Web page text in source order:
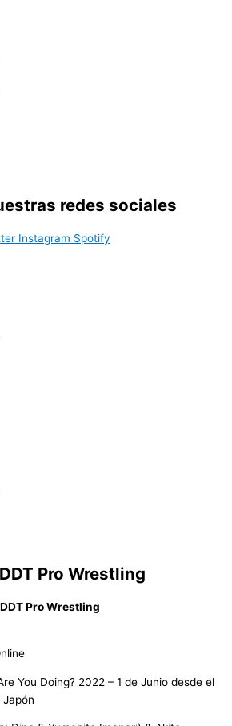
redes sociales
Instagram Spotify
Pro Wrestling
Pro Wrestling
You Doing? 2022 – 1 de Junio desde el
Japón